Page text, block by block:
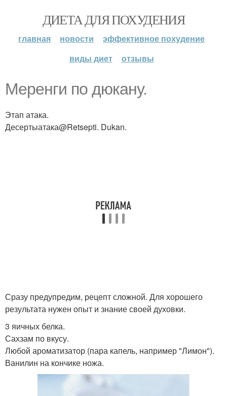
ДИЕТА ДЛЯ ПОХУДЕНИЯ
главная новости
эффективное похудение
виды диет
отзывы
Меренги по дюкану.
Этап атака.
Десертыатака@Retsepti. Dukan.
Сразу предупредим, рецепт сложной. Для хорошего
результата нужен опыт и знание своей духовки.
3 яичных белка.
Сахзам по вкусу.
Любой ароматизатор (пара капель, например "Лимон").
Ванилин на кончике ножа.